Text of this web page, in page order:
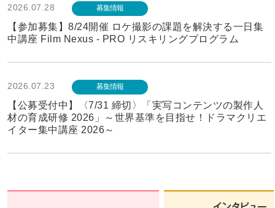
2026.07.28 募集情報
【参加募集】8/24開催 ロケ撮影の課題を解決する一日集
中講座 Film Nexus - PRO リスキリングプログラム
2026.07.23 募集情報
【公募受付中】〈7/31 締切〉「実写コンテンツの製作人
材の育成研修 2026」～世界基準を目指せ！ドラマクリエ
イター集中講座 2026～